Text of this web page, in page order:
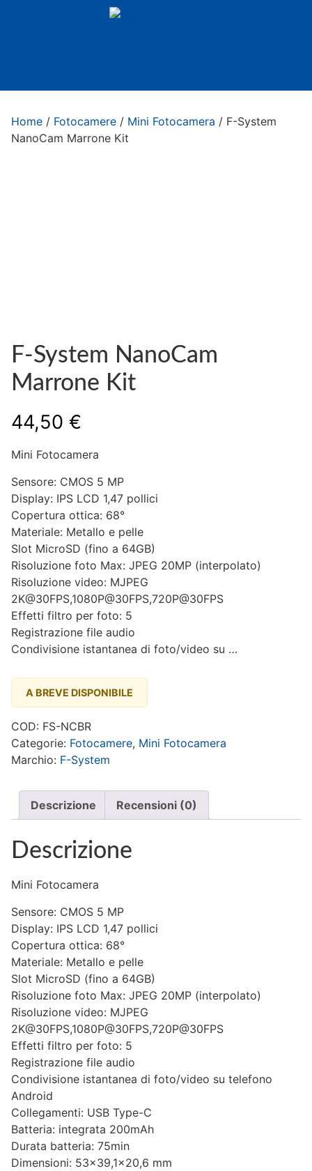
Home / Fotocamere / Mini Fotocamera / F-System
NanoCam Marrone Kit
F-System NanoCam
Marrone Kit
44,50 €
Mini Fotocamera
Sensore: CMOS 5 MP
Display: IPS LCD 1,47 pollici
Copertura ottica: 68°
Materiale: Metallo e pelle
Slot MicroSD (fino a 64GB)
Risoluzione foto Max: JPEG 20MP (interpolato)
Risoluzione video: MJPEG
2K@30FPS,1080P@30FPS,720P@30FPS
Effetti filtro per foto: 5
Registrazione file audio
Condivisione istantanea di foto/video su …
A BREVE DISPONIBILE
COD: FS-NCBR
Categorie: Fotocamere, Mini Fotocamera
Marchio: F-System
Descrizione Recensioni (0)
Descrizione
Mini Fotocamera
Sensore: CMOS 5 MP
Display: IPS LCD 1,47 pollici
Copertura ottica: 68°
Materiale: Metallo e pelle
Slot MicroSD (fino a 64GB)
Risoluzione foto Max: JPEG 20MP (interpolato)
Risoluzione video: MJPEG
2K@30FPS,1080P@30FPS,720P@30FPS
Effetti filtro per foto: 5
Registrazione file audio
Condivisione istantanea di foto/video su telefono
Android
Collegamenti: USB Type-C
Batteria: integrata 200mAh
Durata batteria: 75min
Dimensioni: 53×39,1×20,6 mm